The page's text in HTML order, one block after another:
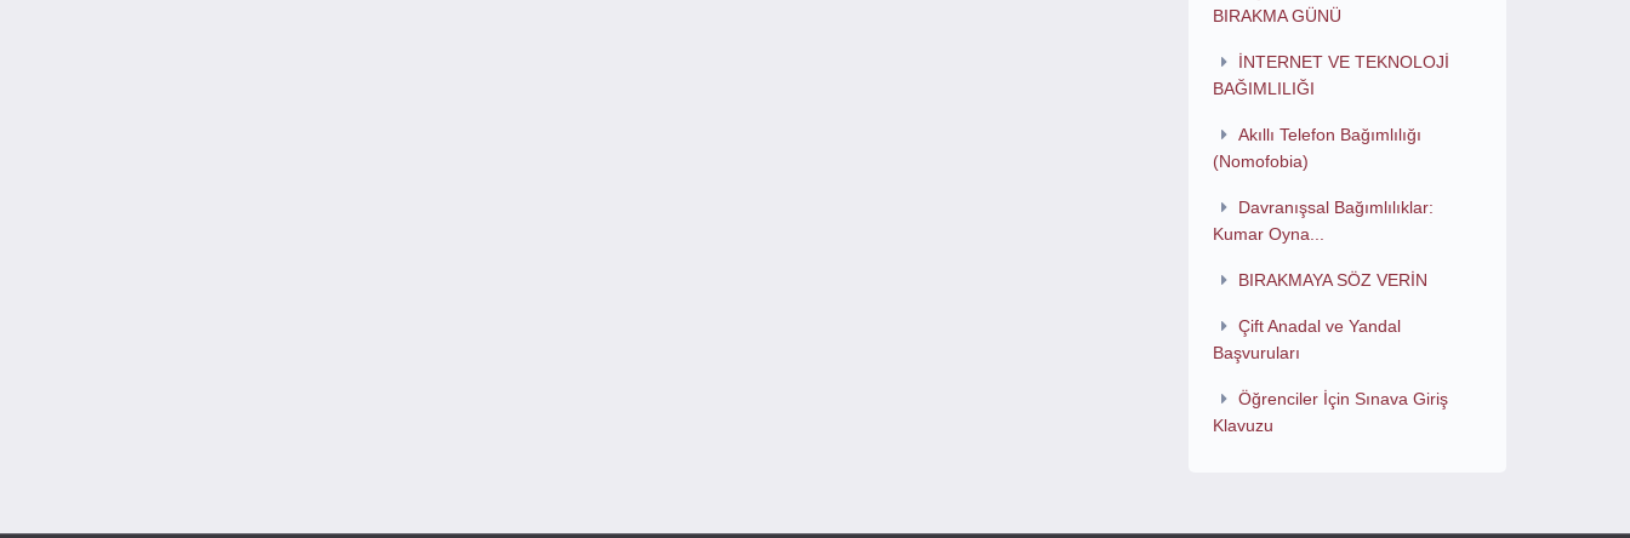
BIRAKMA GÜNÜ
İNTERNET VE TEKNOLOJİ
BAĞIMLILIĞI
Akıllı Telefon Bağımlılığı
(Nomofobia)
Davranışsal Bağımlılıklar:
Kumar Oyna...
BIRAKMAYA SÖZ VERİN
Çift Anadal ve Yandal
Başvuruları
Öğrenciler İçin Sınava Giriş
Klavuzu